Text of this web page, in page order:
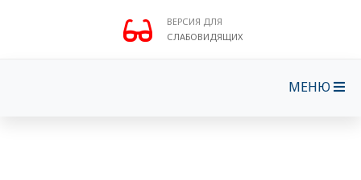
ВЕРСИЯ ДЛЯ
СЛАБОВИДЯЩИХ
МЕНЮ